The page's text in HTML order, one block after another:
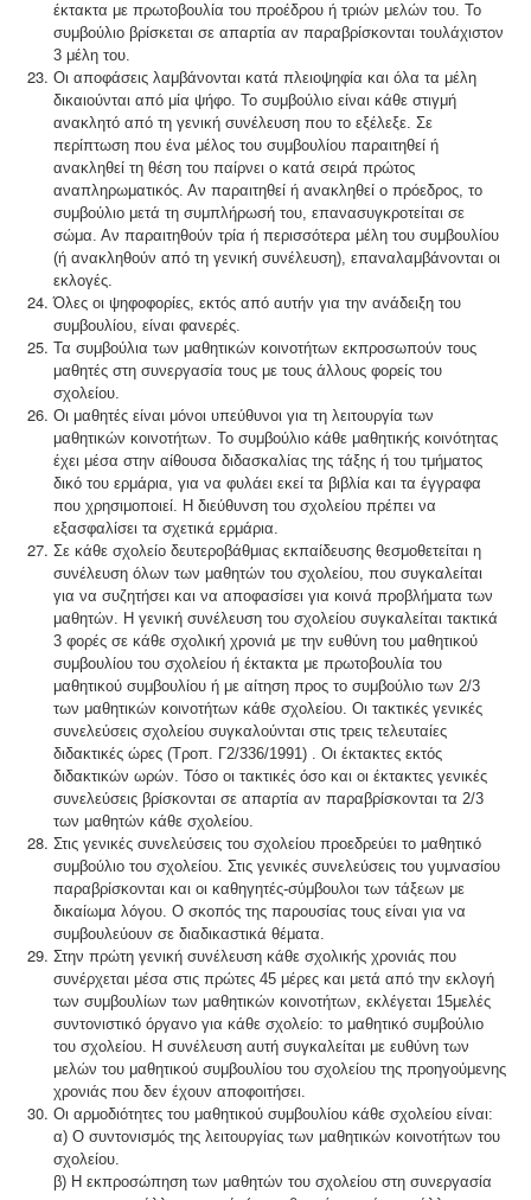
έκτακτα με πρωτοβουλία του προέδρου ή τριών μελών του. Το
συμβούλιο βρίσκεται σε απαρτία αν παραβρίσκονται τουλάχιστον
3 μέλη του.
Οι αποφάσεις λαμβάνονται κατά πλειοψηφία και όλα τα μέλη
δικαιούνται από μία ψήφο. Το συμβούλιο είναι κάθε στιγμή
ανακλητό από τη γενική συνέλευση που το εξέλεξε. Σε
περίπτωση που ένα μέλος του συμβουλίου παραιτηθεί ή
ανακληθεί τη θέση του παίρνει ο κατά σειρά πρώτος
αναπληρωματικός. Αν παραιτηθεί ή ανακληθεί ο πρόεδρος, το
συμβούλιο μετά τη συμπλήρωσή του, επανασυγκροτείται σε
σώμα. Αν παραιτηθούν τρία ή περισσότερα μέλη του συμβουλίου
(ή ανακληθούν από τη γενική συνέλευση), επαναλαμβάνονται οι
εκλογές.
Όλες οι ψηφοφορίες, εκτός από αυτήν για την ανάδειξη του
συμβουλίου, είναι φανερές.
Τα συμβούλια των μαθητικών κοινοτήτων εκπροσωπούν τους
μαθητές στη συνεργασία τους με τους άλλους φορείς του
σχολείου.
Οι μαθητές είναι μόνοι υπεύθυνοι για τη λειτουργία των
μαθητικών κοινοτήτων. Το συμβούλιο κάθε μαθητικής κοινότητας
έχει μέσα στην αίθουσα διδασκαλίας της τάξης ή του τμήματος
δικό του ερμάρια, για να φυλάει εκεί τα βιβλία και τα έγγραφα
που χρησιμοποιεί. Η διεύθυνση του σχολείου πρέπει να
εξασφαλίσει τα σχετικά ερμάρια.
Σε κάθε σχολείο δευτεροβάθμιας εκπαίδευσης θεσμοθετείται η
συνέλευση όλων των μαθητών του σχολείου, που συγκαλείται
για να συζητήσει και να αποφασίσει για κοινά προβλήματα των
μαθητών. H γενική συνέλευση του σχολείου συγκαλείται τακτικά
3 φορές σε κάθε σχολική χρονιά με την ευθύνη του μαθητικού
συμβουλίου του σχολείου ή έκτακτα με πρωτοβουλία του
μαθητικού συμβουλίου ή με αίτηση προς το συμβούλιο των 2/3
των μαθητικών κοινοτήτων κάθε σχολείου. Οι τακτικές γενικές
συνελεύσεις σχολείου συγκαλούνται στις τρεις τελευταίες
διδακτικές ώρες (Τροπ. Γ2/336/1991) . Οι έκτακτες εκτός
διδακτικών ωρών. Τόσο οι τακτικές όσο και οι έκτακτες γενικές
συνελεύσεις βρίσκονται σε απαρτία αν παραβρίσκονται τα 2/3
των μαθητών κάθε σχολείου.
Στις γενικές συνελεύσεις του σχολείου προεδρεύει το μαθητικό
συμβούλιο του σχολείου. Στις γενικές συνελεύσεις του γυμνασίου
παραβρίσκονται και οι καθηγητές-σύμβουλοι των τάξεων με
δικαίωμα λόγου. Ο σκοπός της παρουσίας τους είναι για να
συμβουλεύουν σε διαδικαστικά θέματα.
Στην πρώτη γενική συνέλευση κάθε σχολικής χρονιάς που
συνέρχεται μέσα στις πρώτες 45 μέρες και μετά από την εκλογή
των συμβουλίων των μαθητικών κοινοτήτων, εκλέγεται 15μελές
συντονιστικό όργανο για κάθε σχολείο: το μαθητικό συμβούλιο
του σχολείου. Η συνέλευση αυτή συγκαλείται με ευθύνη των
μελών του μαθητικού συμβουλίου του σχολείου της προηγούμενης
χρονιάς που δεν έχουν αποφοιτήσει.
Οι αρμοδιότητες του μαθητικού συμβουλίου κάθε σχολείου είναι:
α) Ο συντονισμός της λειτουργίας των μαθητικών κοινοτήτων του
σχολείου.
β) Η εκπροσώπηση των μαθητών του σχολείου στη συνεργασία